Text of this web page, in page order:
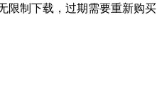
限制下载，过期需要重新购买